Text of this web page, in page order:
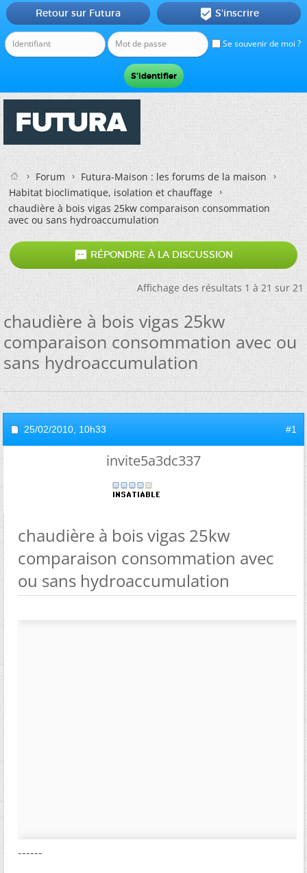
Se souvenir de moi ?
Retour sur Futura  S'inscrire
Forum
Futura-Maison : les forums de la maison
Habitat bioclimatique, isolation et chauffage
chaudière à bois vigas 25kw comparaison consommation
avec ou sans hydroaccumulation
 RÉPONDRE À LA DISCUSSION
Affichage des résultats 1 à 21 sur 21
chaudière à bois vigas 25kw
comparaison consommation avec ou
sans hydroaccumulation
25/02/2010, 10h33 #1
invite5a3dc337
chaudière à bois vigas 25kw
comparaison consommation avec
ou sans hydroaccumulation
------